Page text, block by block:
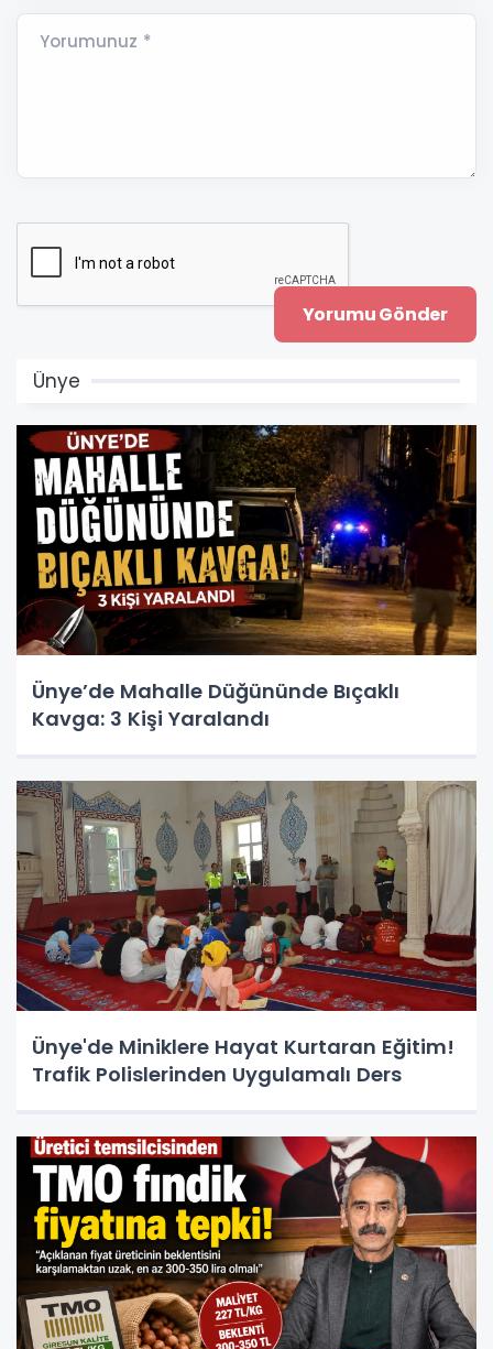
Yorumunuz *
Ünye
Ünye’de Mahalle Düğününde Bıçaklı
Kavga: 3 Kişi Yaralandı
Ünye'de Miniklere Hayat Kurtaran Eğitim!
Trafik Polislerinden Uygulamalı Ders